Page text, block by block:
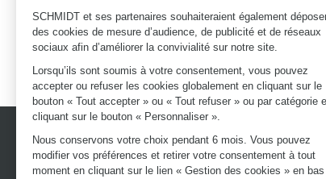
SCHMIDT et ses partenaires souhaiteraient également
des cookies de mesure d’audience, de publicité et de réseaux
sociaux afin d’améliorer la convivialité sur notre site.
Lorsqu’ils sont soumis à votre consentement, vous pouvez
accepter ou refuser les cookies globalement en cliquant sur le
bouton « Tout accepter » ou « Tout refuser » ou par catégorie
cliquant sur le bouton « Personnaliser ».
Nous conservons votre choix pendant 6 mois. Vous pouvez
modifier vos préférences et retirer votre consentement à tout
moment en cliquant sur le lien « Gestion des cookies » en
Des garanties
d'excellence
Un